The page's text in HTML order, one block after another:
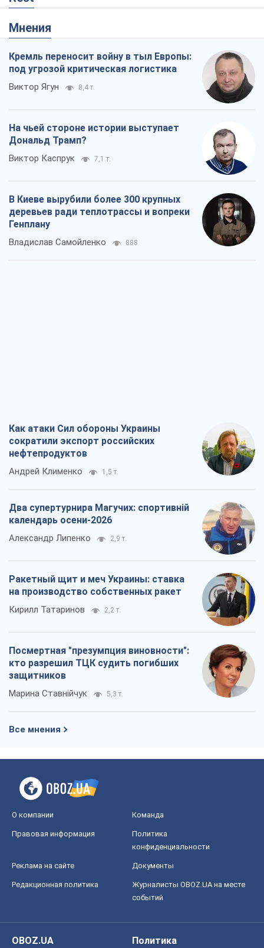
Мнения
Кремль переносит войну в тыл Европы:
под угрозой критическая логистика
Виктор Ягун 8,4 т.
На чьей стороне истории выступает
Дональд Трамп?
Виктор Каспрук 7,1 т.
В Киеве вырубили более 300 крупных
деревьев ради теплотрассы и вопреки
Генплану
Владислав Самойленко 888
Как атаки Сил обороны Украины
сократили экспорт российских
нефтепродуктов
Андрей Клименко 1,5 т.
Два супертурнира Магучих: спортивній
календарь осени-2026
Александр Липенко 2,9 т.
Ракетный щит и меч Украины: ставка
на производство собственных ракет
Кирилл Татаринов 2,2 т.
Посмертная "презумпция виновности":
кто разрешил ТЦК судить погибших
защитников
Марина Ставнійчук 5,3 т.
Все мнения
О компании Команда
Правовая информация
Политика
конфиденциальности
Реклама на сайте Документы
Редакционная политика
Журналисты OBOZ.UA на месте
событий
OBOZ.UA
Политика